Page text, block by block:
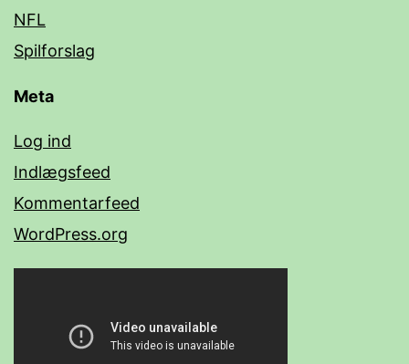
NFL
Spilforslag
Meta
Log ind
Indlægsfeed
Kommentarfeed
WordPress.org